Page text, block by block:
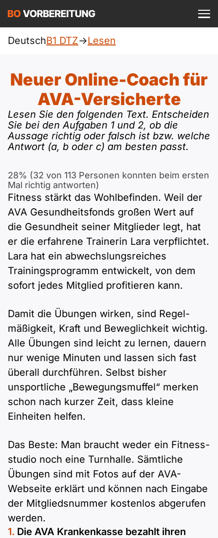
DTZ
Allgemein
Beruf
telc
Goethe
ÖIF
ÖSD
Pflege (telc)
Deutsch
Englisch
Türkisch
Russisch
Polnisch
A1 Allgemein
A1 DTZ
A1 telc
A1 Goethe
A1 ÖIF
A2 Allgemein
A2 DTZ
A2 telc
A2 Goethe
A2 ÖIF
B1
B1 DTZ
B1 Beruf
B1 telc
B1 Goethe
B1 ÖSD
B1 Pflege (telc)
B2 Allgemein
B2 Beruf
B2 telc
B2 Goethe
Blog
Webinare
Mehr Tools
Online-Kurse
Spiele
Schulen & Kurse
Lebenslauf erstellen
Motivationsbriefe
Einloggen
DeutschB1 DTZ->Lesen
Neuer Online-Coach für
AVA-Versicherte
Lesen Sie den folgenden Text. Entscheiden
Sie bei den Aufgaben 1 und 2, ob die
Aussage richtig oder falsch ist bzw. welche
Antwort (a, b oder c) am besten passt.
28% (32 von 113 Personen konnten beim ersten
Mal richtig antworten)
Fitness stärkt das Wohlbefinden. Weil der
AVA Gesundheits­fonds großen Wert auf
die Gesundheit seiner Mitglieder legt, hat
er die erfahrene Trainerin Lara verpflichtet.
Lara hat ein abwechslungs­reiches
Trainings­programm entwickelt, von dem
sofort jedes Mitglied profitieren kann.
Damit die Übungen wirken, sind Regel­
mäßigkeit, Kraft und Beweglich­keit wichtig.
Alle Übungen sind leicht zu lernen, dauern
nur wenige Minuten und lassen sich fast
überall durchführen. Selbst bisher
unsportliche „Bewegungs­muffel“ merken
schon nach kurzer Zeit, dass kleine
Einheiten helfen.
Das Beste: Man braucht weder ein Fitness­
studio noch eine Turnhalle. Sämtliche
Übungen sind mit Fotos auf der AVA-
Webseite erklärt und können nach Eingabe
der Mitglieds­nummer kostenlos abgerufen
werden.
Die AVA Krankenkasse bezahlt ihren